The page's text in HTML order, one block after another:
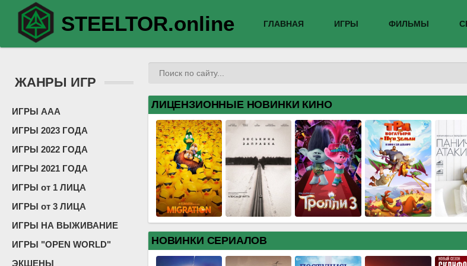
STEELTOR.online ГЛАВНАЯ ИГРЫ ФИЛЬМЫ
ЖАНРЫ ИГР
ИГРЫ ААА
ИГРЫ 2023 ГОДА
ИГРЫ 2022 ГОДА
ИГРЫ 2021 ГОДА
ИГРЫ от 1 ЛИЦА
ИГРЫ от 3 ЛИЦА
ИГРЫ НА ВЫЖИВАНИЕ
ИГРЫ "OPEN WORLD"
ЭКШЕНЫ
ЛИЦЕНЗИОННЫЕ НОВИНКИ КИНО
НОВИНКИ СЕРИАЛОВ